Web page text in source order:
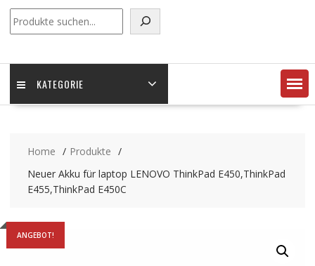
KATEGORIE
Home
Produkte
Neuer Akku für laptop LENOVO ThinkPad E450,ThinkPad
E455,ThinkPad E450C
ANGEBOT!